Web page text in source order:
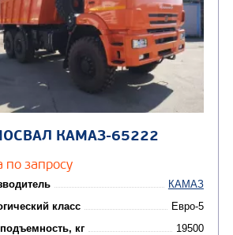
КАМАЗ-65222
по запросу
КАМАЗ
класс
Евро-5
кг
19500